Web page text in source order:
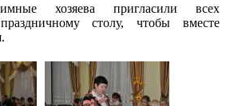
хозяева пригласили всех
столу, чтобы вместе